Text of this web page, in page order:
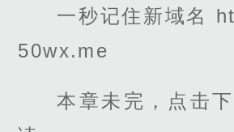
一秒记住新域名
50wx.me
本章未完，点击